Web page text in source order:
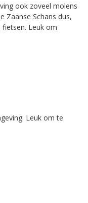
ook zoveel molens
Zaanse Schans dus,
fietsen. Leuk om
Leuk om te